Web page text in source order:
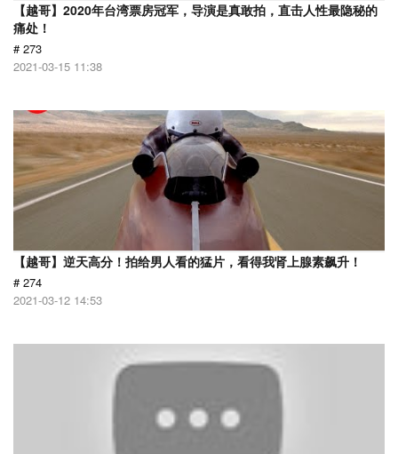
【越哥】2020年台湾票房冠军，导演是真敢拍，直击人性最隐秘的
痛处！
# 273
2021-03-15 11:38
【越哥】逆天高分！拍给男人看的猛片，看得我肾上腺素飙升！
# 274
2021-03-12 14:53